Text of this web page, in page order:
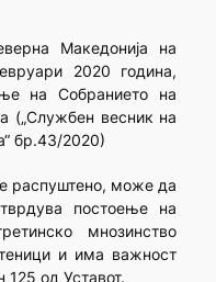
Македонија на
2020 година,
на Собранието на
(„Службен весник на
бр.43/2020)
распуштено, може да
постоење на
мнозинство
и има важност
125 од Уставот.